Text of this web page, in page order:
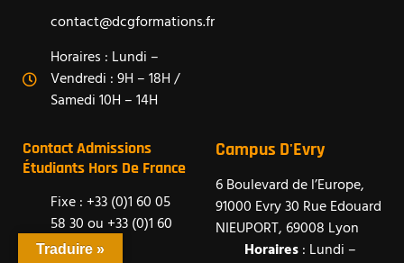
contact@dcgformations.fr
Horaires : Lundi –
Vendredi : 9H – 18H /
Samedi 10H – 14H
Contact Admissions
Étudiants Hors De France
Fixe : +33 (0)1 60 05
58 30 ou +33 (0)1 60
53 97 96
Campus D'Evry
6 Boulevard de l’Europe,
91000 Evry 30 Rue Edouard
NIEUPORT, 69008 Lyon
Horaires: Lundi –
Traduire »